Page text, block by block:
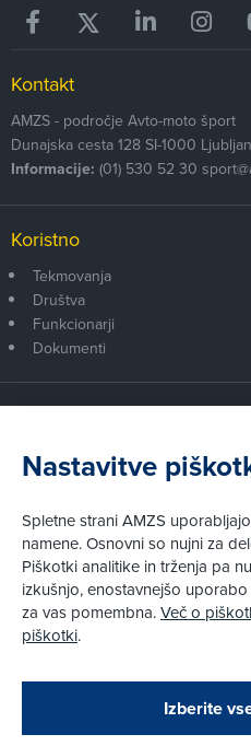
Podarjamo vam
Obstoječi in novi
Kontakt
AMZS - področje Avto-moto šport
Dunajska cesta 128 SI-1000
Informacije: (01) 530 52 30
Koristno
Tekmovanja
Društva
Funkcionarji
Dokumenti
Postanite član AMZS
Zakaj (p)ostati član?
Kako vam pomagamo
Pravni vidiki
Piškotki
Pravno obvestilo
Nastavitve
Spletne strani AMZS
namene. Osnovni so nujni za
Piškotki analitike in trženja pa
izkušnjo, enostavnejšo
za vas pomembna.Več o
piškotki.
Izberite